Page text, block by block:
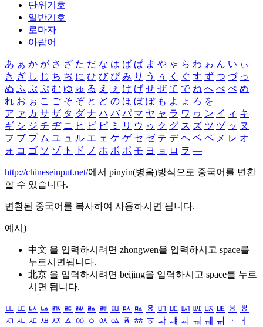
단위기호
일반기호
로마자
아랍어
あ ぁ か が さ ざ た だ な は ば ぱ ま や ゃ ら わ ゎ ん い ぃ
き ぎ し じ ち ぢ に ひ び ぴ み り う ぅ く ぐ す ず つ づ っ
ぬ ふ ぶ ぷ む ゆ ゅ る え ぇ け げ せ ぜ て で ね へ べ ぺ め
れ お ぉ こ ご そ ぞ と ど の ほ ぼ ぽ も よ ょ ろ を
ア ァ カ サ ザ タ ダ ナ ハ バ パ マ ヤ ャ ラ ワ ヮ ン イ ィ キ
ギ シ ジ チ ヂ ニ ヒ ビ ピ ミ リ ウ ゥ ク グ ス ズ ツ ヅ ッ ヌ
フ ブ プ ム ユ ュ ル エ ェ ケ ゲ セ ゼ テ デ ヘ ベ ペ メ レ オ
ォ コ ゴ ソ ゾ ト ド ノ ホ ボ ポ モ ヨ ョ ロ ヲ ―
http://chineseinput.net/에서 pinyin(병음)방식으로 중국어를 변환
할 수 있습니다.
변환된 중국어를 복사하여 사용하시면 됩니다.
예시)
中文 을 입력하시려면 zhongwen을 입력하시고 space를
누르시면됩니다.
北京 을 입력하시려면 beijing을 입력하시고 space를 누르
시면 됩니다.
ㅥ ㅦ ㅧ ㅨ ㅩ ㅪ ㅫ ㅬ ㅭ ㅮ ㅯ ㅰ ㅱ ㅲ ㅳ ㅴ ㅵ ㅶ ㅷ ㅸ
ㅹ
ㅺ ㅻ ㅼ ㅽ ㅾ ㅿ ㆀ ㆁ ㆂ ㆃ ㆄ ㆅ ㆆ ㆇ ㆈ ㆉ ㆊ ㆋ ㆌ ㆍ
ㆎ